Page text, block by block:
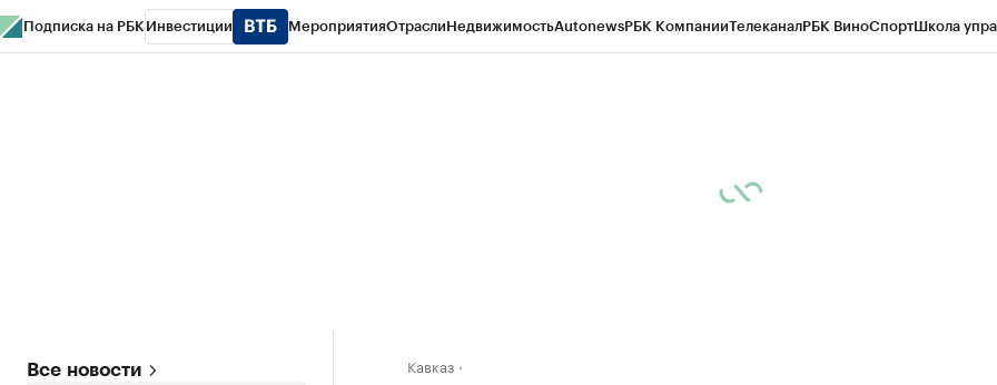
Подписка на РБК Инвестиции МероприятияОтраслиНедвижимостьAutonewsРБК КомпанииТелеканалРБК ВиноСпортШкола
Все новости Кавказ